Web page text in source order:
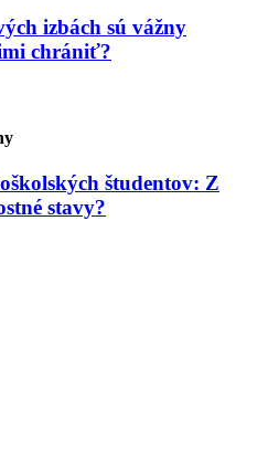
izbách sú vážny
chrániť?
študentov: Z
stavy?